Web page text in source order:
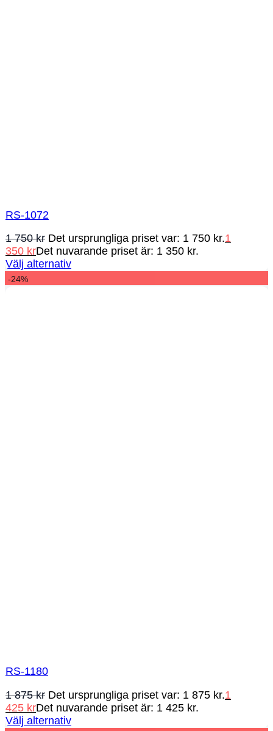
RS-1072
1 750kr Det ursprungliga priset var: 1 750 kr.1
350 krDet nuvarande priset är: 1 350 kr.
Välj alternativ
-24%
RS-1180
1 875kr Det ursprungliga priset var: 1 875 kr.1
425 krDet nuvarande priset är: 1 425 kr.
Välj alternativ